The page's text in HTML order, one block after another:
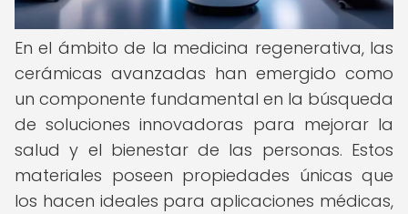
En el ámbito de la medicina regenerativa, las
cerámicas avanzadas han emergido como
un componente fundamental en la búsqueda
de soluciones innovadoras para mejorar la
salud y el bienestar de las personas. Estos
materiales poseen propiedades únicas que
los hacen ideales para aplicaciones médicas,